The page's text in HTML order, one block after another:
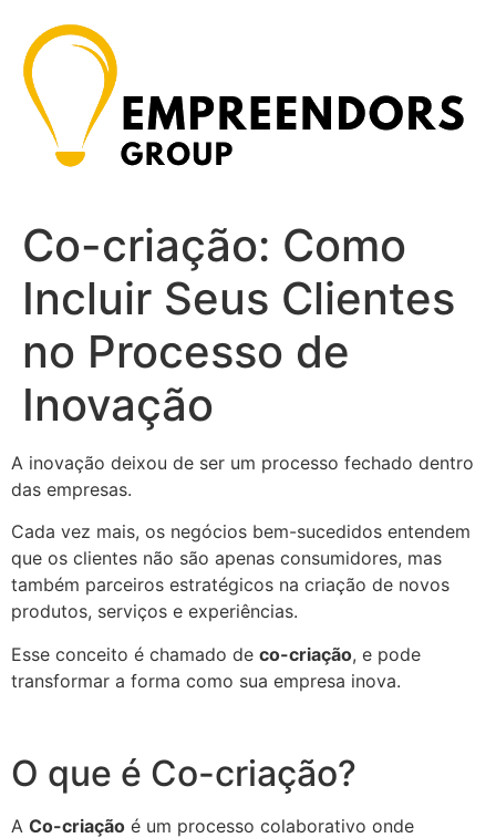
para
conteúdo
Co-criação: Como
Incluir Seus Clientes
no Processo de
Inovação
A inovação deixou de ser um processo fechado dentro
das empresas.
Cada vez mais, os negócios bem-sucedidos entendem
que os clientes não são apenas consumidores, mas
também parceiros estratégicos na criação de novos
produtos, serviços e experiências.
Esse conceito é chamado de co-criação, e pode
transformar a forma como sua empresa inova.
O que é Co-criação?
A Co-criação é um processo colaborativo onde